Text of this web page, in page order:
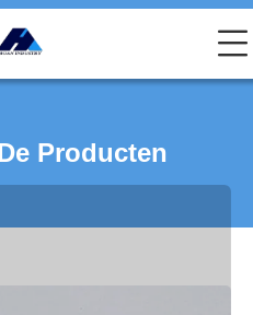
Producten